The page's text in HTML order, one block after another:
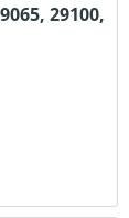
29100,